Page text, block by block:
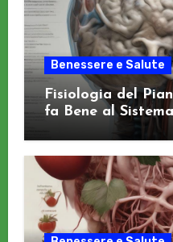
Benessere e Salute
Fisiologia del
fa Bene al